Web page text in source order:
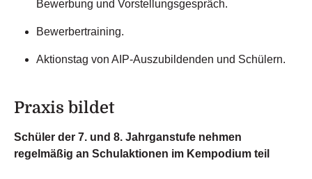
Bewerbung und Vorstellungsgespräch.
Bewerbertraining.
Aktionstag von AIP-Auszubildenden und Schülern.
Praxis bildet
Schüler der 7. und 8. Jahrganstufe nehmen
regelmäßig an Schulaktionen im Kempodium teil